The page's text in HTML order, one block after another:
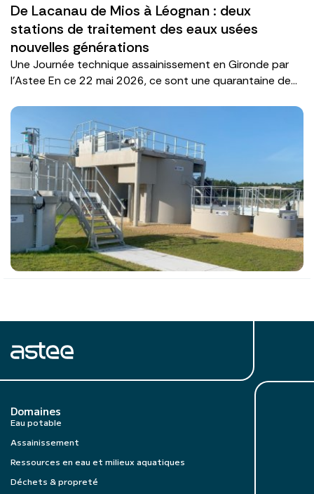
De Lacanau de Mios à Léognan : deux
stations de traitement des eaux usées
nouvelles générations
Une Journée technique assainissement en Gironde par
l'Astee En ce 22 mai 2026, ce sont une quarantaine de...
Domaines
Eau potable
Assainissement
Ressources en eau et milieux aquatiques
Déchets & propreté